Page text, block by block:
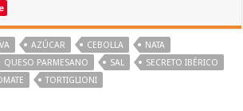
AZÚCAR CEBOLLA
NATA
QUESO PARMESANO SAL
SECRETO IBÉRICO
TORTIGLIONI